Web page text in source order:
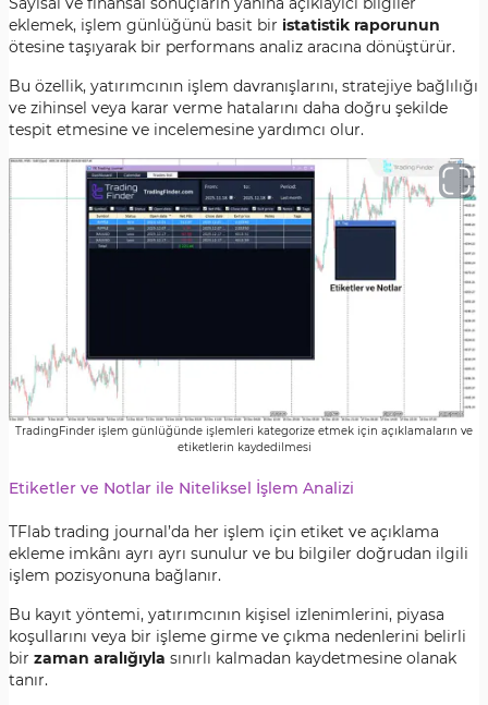
eklemek, işlem günlüğünü basit bir istatistik raporunun
ötesine taşıyarak bir performans analiz aracına dönüştürür.
Bu özellik, yatırımcının işlem davranışlarını, stratejiye bağlılığı
ve zihinsel veya karar verme hatalarını daha doğru şekilde
tespit etmesine ve incelemesine yardımcı olur.
TradingFinder işlem günlüğünde işlemleri kategorize etmek için açıklamaların ve
etiketlerin kaydedilmesi
Etiketler ve Notlar ile Niteliksel İşlem Analizi
TFlab trading journal’da her işlem için etiket ve açıklama
ekleme imkânı ayrı ayrı sunulur ve bu bilgiler doğrudan ilgili
işlem pozisyonuna bağlanır.
Bu kayıt yöntemi, yatırımcının kişisel izlenimlerini, piyasa
koşullarını veya bir işleme girme ve çıkma nedenlerini belirli
bir zaman aralığıyla sınırlı kalmadan kaydetmesine olanak
tanır.